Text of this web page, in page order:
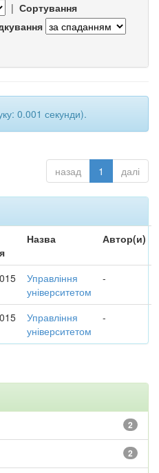
| Сортування
0.001 секунди).
назад 1 далі
Назва Автор(и)
Управління
університетом
-
Управління
університетом
-
2
2